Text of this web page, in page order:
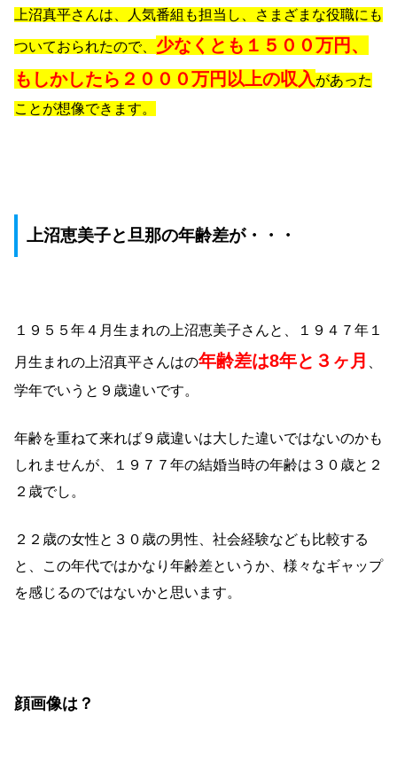
上沼真平さんは、人気番組も担当し、さまざまな役職にも
ついておられたので、 少なくとも１５００万円、
もしかしたら２０００万円以上の収入 があった
ことが想像できます。
上沼恵美子と旦那の年齢差が・・・
１９５５年４月生まれの上沼恵美子さんと、１９４７年１
月生まれの上沼真平さんはの年齢差は8年と３ヶ月
学年でいうと９歳違いです。
年齢を重ねて来れば９歳違いは大した違いではないのかも
しれませんが、１９７７年の結婚当時の年齢は３０歳と２
２歳でし。
２２歳の女性と３０歳の男性、社会経験なども比較する
と、この年代ではかなり年齢差というか、様々なギャップ
を感じるのではないかと思います。
顔画像は？